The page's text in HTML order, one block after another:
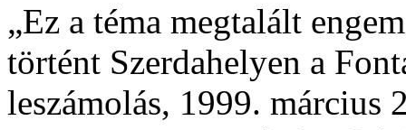
„Ez a téma megtalált
történt Szerdahelyen a
leszámolás, 1999. március